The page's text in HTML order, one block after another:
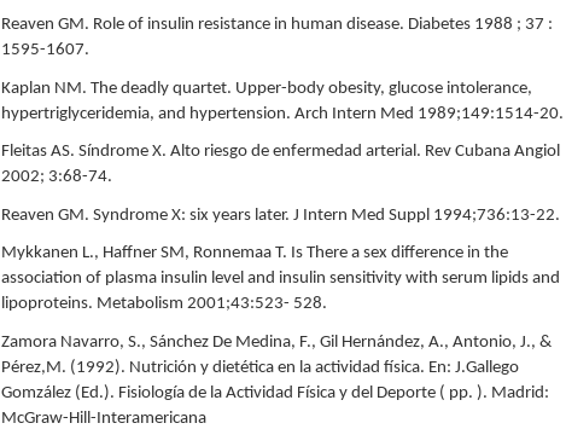
Reaven GM. Role of insulin resistance in human disease. Diabetes 1988 ; 37 :
1595-1607.
Kaplan NM. The deadly quartet. Upper-body obesity, glucose intolerance,
hypertriglyceridemia, and hypertension. Arch Intern Med 1989;149:1514-20.
Fleitas AS. Síndrome X. Alto riesgo de enfermedad arterial. Rev Cubana Angiol
2002; 3:68-74.
Reaven GM. Syndrome X: six years later. J Intern Med Suppl 1994;736:13-22.
Mykkanen L., Haffner SM, Ronnemaa T. Is There a sex difference in the
association of plasma insulin level and insulin sensitivity with serum lipids and
lipoproteins. Metabolism 2001;43:523- 528.
Zamora Navarro, S., Sánchez De Medina, F., Gil Hernández, A., Antonio, J., &
Pérez,M. (1992). Nutrición y dietética en la actividad física. En: J.Gallego
Gomzález (Ed.). Fisiología de la Actividad Física y del Deporte ( pp. ). Madrid:
McGraw-Hill-Interamericana